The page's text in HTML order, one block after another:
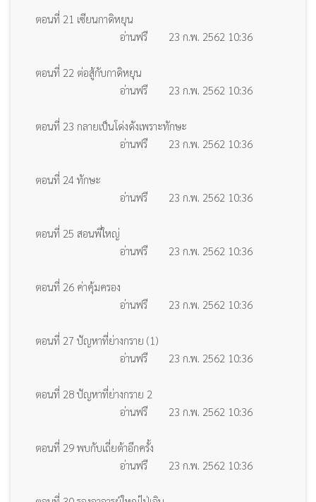
ตอนที่ 21 เซียนกาดิหยุน
อ่านฟรี
23 ก.พ. 2562 10:36
ตอนที่ 22 ต่อสู้กับกาดิหยุน
อ่านฟรี
23 ก.พ. 2562 10:36
ตอนที่ 23 กลายเป็นโด่งดังเพราะทักษะ
อ่านฟรี
23 ก.พ. 2562 10:36
ตอนที่ 24 ทักษะ
อ่านฟรี
23 ก.พ. 2562 10:36
ตอนที่ 25 สอนพี่ใหญ่
อ่านฟรี
23 ก.พ. 2562 10:36
ตอนที่ 26 ค่าคุ้มครอง
อ่านฟรี
23 ก.พ. 2562 10:36
ตอนที่ 27 ปัญหาที่ย่างกราย (1)
อ่านฟรี
23 ก.พ. 2562 10:36
ตอนที่ 28 ปัญหาที่ย่างกราย 2
อ่านฟรี
23 ก.พ. 2562 10:36
ตอนที่ 29 พบกับเถี่ยต้าอีกครั้ง
อ่านฟรี
23 ก.พ. 2562 10:36